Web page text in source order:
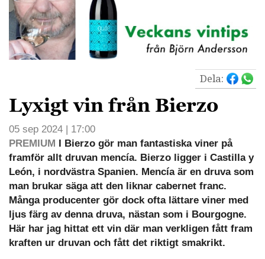
Dela:
Lyxigt vin från Bierzo
05 sep 2024 | 17:00
PREMIUM I Bierzo gör man fantastiska viner på
framför allt druvan mencía. Bierzo ligger i Castilla y
León, i nordvästra Spanien. Mencía är en druva som
man brukar säga att den liknar cabernet franc.
Många producenter gör dock ofta lättare viner med
ljus färg av denna druva, nästan som i Bourgogne.
Här har jag hittat ett vin där man verkligen fått fram
kraften ur druvan och fått det riktigt smakrikt.